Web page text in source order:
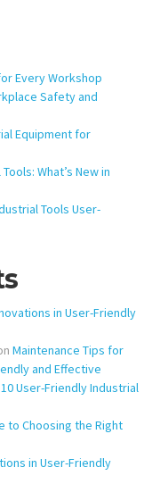
Every Workshop
Safety and
Equipment for
What’s New in
Tools User-
in User-Friendly
Maintenance Tips for
and Effective
User-Friendly Industrial
to Choosing the Right
in User-Friendly